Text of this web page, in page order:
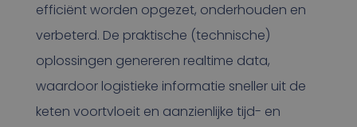
efficiënt worden opgezet, onderhouden en
verbeterd. De praktische (technische)
oplossingen genereren realtime data,
waardoor logistieke informatie sneller uit de
keten voortvloeit en aanzienlijke tijd- en